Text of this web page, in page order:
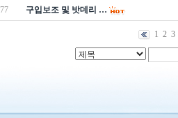
77 구입보조 및 밧데리 …
1 2 3